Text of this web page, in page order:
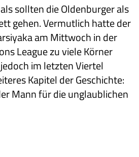
sollten die Oldenburger als
gehen. Vermutlich hatte der
am Mittwoch in der
League zu viele Körner
im letzten Viertel
Kapitel der Geschichte:
Mann für die unglaublichen